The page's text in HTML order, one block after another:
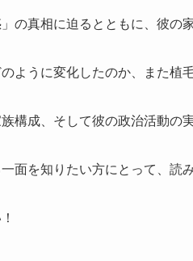
の真相に迫るとともに、彼の
ように変化したのか、また植
構成、そして彼の政治活動の
面を知りたい方にとって、読